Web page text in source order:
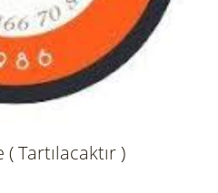
Tartılacaktır )